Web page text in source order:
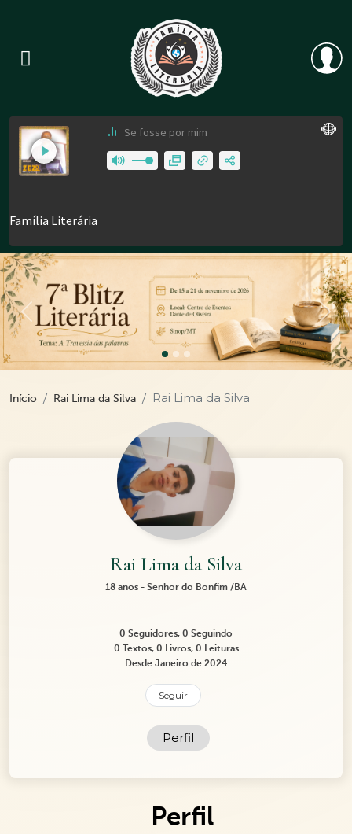
Previous
Início Rai Lima da Silva Rai Lima da Silva
Rai Lima da Silva
18 anos - Senhor do Bonfim /BA
0 Seguidores, 0 Seguindo
0 Textos, 0 Livros, 0 Leituras
Desde Janeiro de 2024
Seguir
Perfil
Perfil